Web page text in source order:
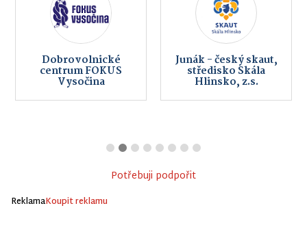
Dobrovolnické
centrum FOKUS
Vysočina
Junák - český skaut,
středisko Skála
Hlinsko, z.s.
Potřebuji podpořit
ReklamaKoupit reklamu